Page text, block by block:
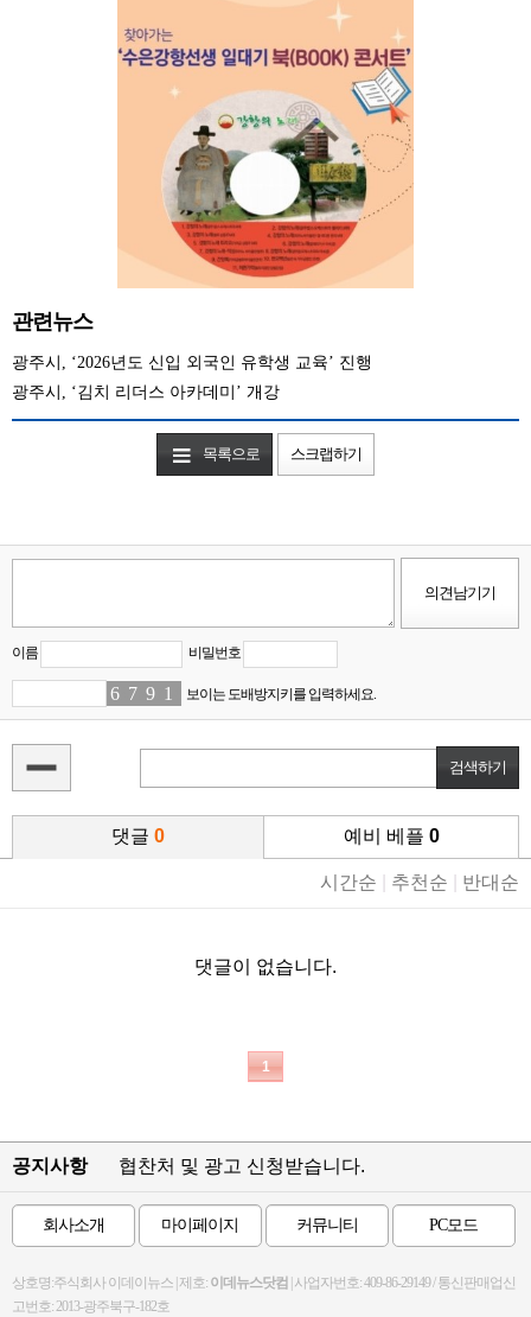
관련뉴스
광주시, ‘2026년도 신입 외국인 유학생 교육’ 진행
광주시, ‘김치 리더스 아카데미’ 개강
목록으로 스크랩하기
이름 비밀번호
63 76 97 1 보이는 도배방지키를 입력하세요.
댓글 0 예비 베플 0
시간순 추천순 반대순
댓글이 없습니다.
1
공지사항 협찬처 및 광고 신청받습니다.
회사소개 마이페이지 커뮤니티 PC모드
상호명:주식회사 이데이뉴스 | 제호: 이데뉴스닷컴 | 사업자번호: 409-86-29149 / 통신판매업신
고번호: 2013-광주북구-182호